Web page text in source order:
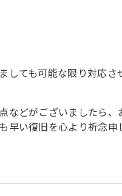
しても可能な限り対応さ
などがございましたら
早い復旧を心より祈念申